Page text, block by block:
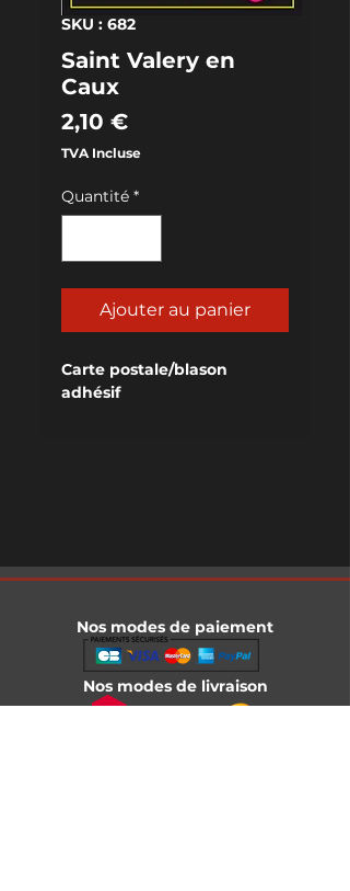
SKU : 682
Saint Valery en
Caux
2,10 €Prix
TVA Incluse
Quantité *
Ajouter au panier
Carte postale/blason
adhésif
Nos modes de paiement
Nos modes de livraison